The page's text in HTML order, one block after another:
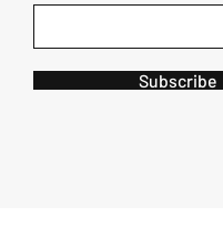
Subscribe